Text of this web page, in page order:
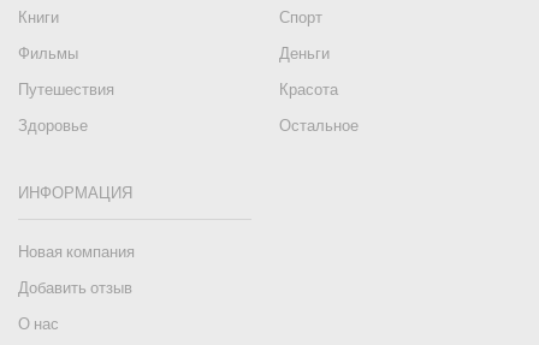
Книги
Спорт
Фильмы
Деньги
Путешествия
Красота
Здоровье
Остальное
ИНФОРМАЦИЯ
Новая компания
Добавить отзыв
О нас